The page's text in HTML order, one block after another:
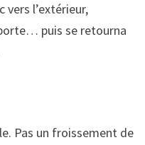
vers l’extérieur,
puis se retourna
Pas un froissement de